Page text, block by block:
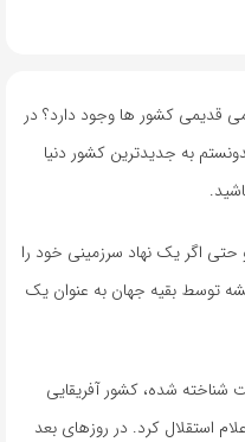
قدیمی کشور ها وجود دارد؟ در
به جدیدترین کشور دنیا
اگر یک نهاد سرزمینی خود را
توسط بقیه جهان به عنوان یک
شناخته شده، کشور آفریقایی
جنوبی است که در 9 ژوئیه 2011 اعلام استقلال کرد. در روزهای بعد